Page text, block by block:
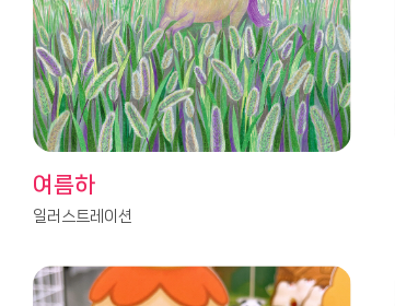
여름하
일러스트레이션